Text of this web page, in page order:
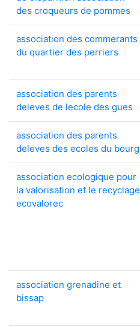
des croqueurs de pommes
association des commerants
du quartier des perriers
association des parents
deleves de lecole des gues
association des parents
deleves des ecoles du bourg
association ecologique pour
la valorisation et le recyclage
ecovalorec
association grenadine et
bissap